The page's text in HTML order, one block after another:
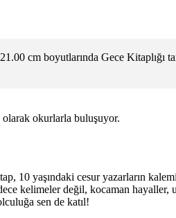
cm boyutlarında Gece Kitaplığı
olarak okurlarla buluşuyor.
10 yaşındaki cesur yazarların
kelimeler değil, kocaman hayaller,
sen de katıl!